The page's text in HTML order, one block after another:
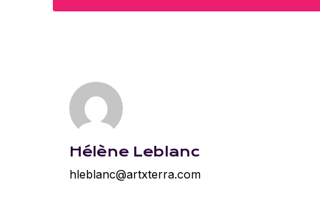
Hélène Leblanc
hleblanc@artxterra.com